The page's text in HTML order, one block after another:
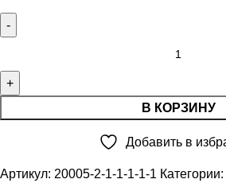
В КОРЗИНУ
Добавить в
Артикул: 20005-2-1-1-1-1-1 Категории: